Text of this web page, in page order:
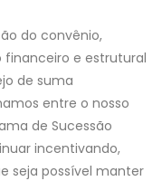
do convênio,
financeiro e estrutural
de suma
entre o nosso
de Sucessão
incentivando,
seja possível manter